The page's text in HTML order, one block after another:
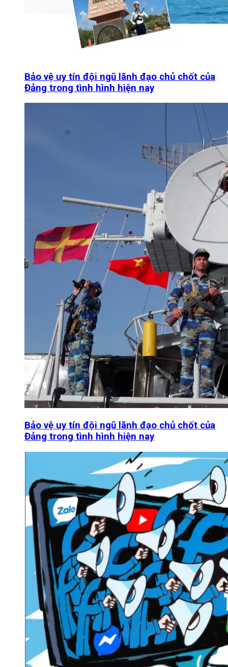
Bảo vệ uy tín đội ngũ lãnh đạo chủ chốt của
Đảng trong tình hình hiện nay
Bảo vệ uy tín đội ngũ lãnh đạo chủ chốt của
Đảng trong tình hình hiện nay